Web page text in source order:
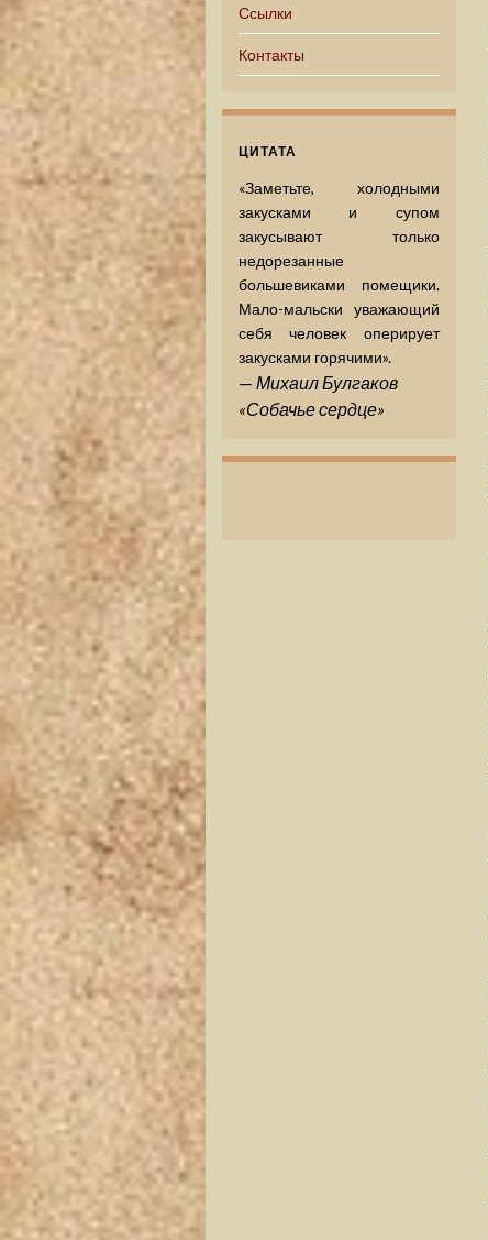
Ссылки
Контакты
ЦИТАТА
«Заметьте, холодными
закусками и супом
закусывают только
недорезанные
большевиками помещики.
Мало-мальски уважающий
себя человек оперирует
закусками горячими».
— Михаил Булгаков
«Собачье сердце»